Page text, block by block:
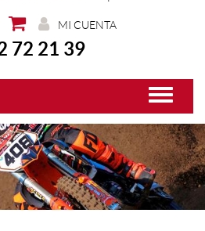
MI CUENTA
72 21 39